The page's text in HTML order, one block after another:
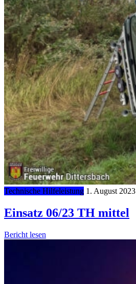
Technische Hilfeleistung 1. August 2023
Einsatz 06/23 TH mittel
Bericht lesen